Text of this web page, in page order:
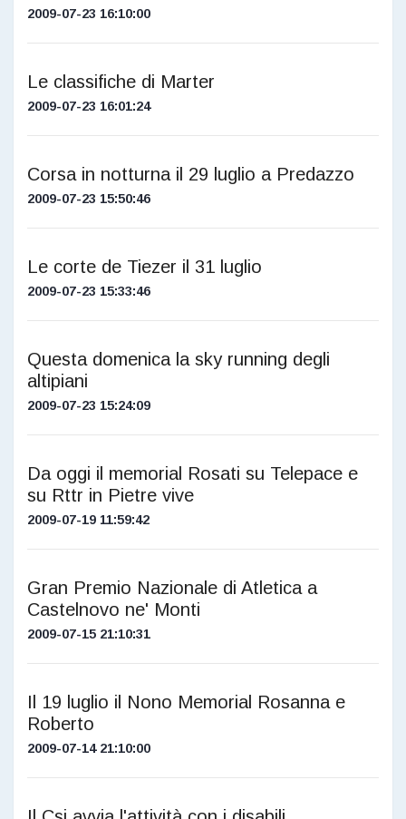
2009-07-23 16:10:00
Le classifiche di Marter
2009-07-23 16:01:24
Corsa in notturna il 29 luglio a Predazzo
2009-07-23 15:50:46
Le corte de Tiezer il 31 luglio
2009-07-23 15:33:46
Questa domenica la sky running degli
altipiani
2009-07-23 15:24:09
Da oggi il memorial Rosati su Telepace e
su Rttr in Pietre vive
2009-07-19 11:59:42
Gran Premio Nazionale di Atletica a
Castelnovo ne' Monti
2009-07-15 21:10:31
Il 19 luglio il Nono Memorial Rosanna e
Roberto
2009-07-14 21:10:00